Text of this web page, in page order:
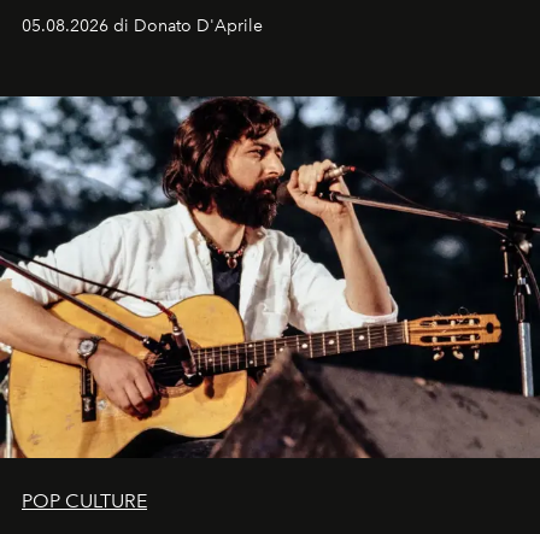
logomania pensata per la spiaggia
Kate, Claudia e Carla una dietro l'altra. Trent'anni dopo,
uno dei documenti più contemporanei che abbiamo.
05.08.2026 di Donato D'Aprile
POP CULTURE